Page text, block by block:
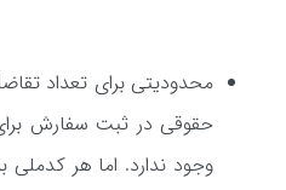
محدودیتی برای تعداد
حقوقی در ثبت سفارش
وجود ندارد. اما هر